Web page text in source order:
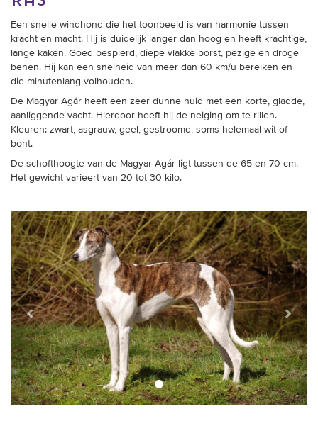
Een snelle windhond die het toonbeeld is van harmonie tussen
kracht en macht. Hij is duidelijk langer dan hoog en heeft krachtige,
lange kaken. Goed bespierd, diepe vlakke borst, pezige en droge
benen. Hij kan een snelheid van meer dan 60 km/u bereiken en
die minutenlang volhouden.
De Magyar Agár heeft een zeer dunne huid met een korte, gladde,
aanliggende vacht. Hierdoor heeft hij de neiging om te rillen.
Kleuren: zwart, asgrauw, geel, gestroomd, soms helemaal wit of
bont.
De schofthoogte van de Magyar Agár ligt tussen de 65 en 70 cm.
Het gewicht varieert van 20 tot 30 kilo.
Vorige Verder